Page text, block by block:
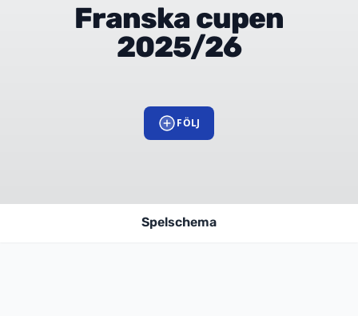
Franska cupen
2025/26
FÖLJ
Spelschema